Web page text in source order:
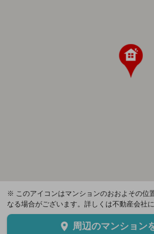
※ このアイコンはマンションのおおよその位
なる場合がございます。詳しくは不動産会社
周辺のマンション